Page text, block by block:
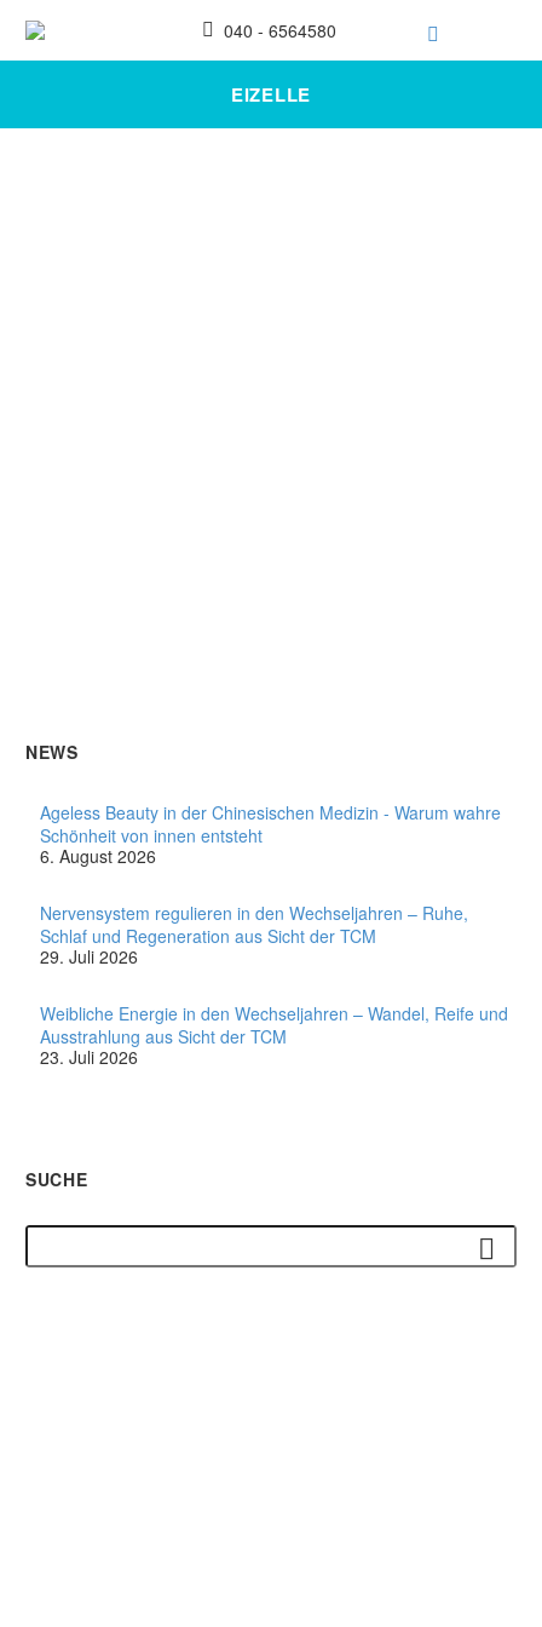
040 - 6564580
EIZELLE
NEWS
Ageless Beauty in der Chinesischen Medizin - Warum wahre
Schönheit von innen entsteht
6. August 2026
Nervensystem regulieren in den Wechseljahren – Ruhe,
Schlaf und Regeneration aus Sicht der TCM
29. Juli 2026
Weibliche Energie in den Wechseljahren – Wandel, Reife und
Ausstrahlung aus Sicht der TCM
23. Juli 2026
SUCHE